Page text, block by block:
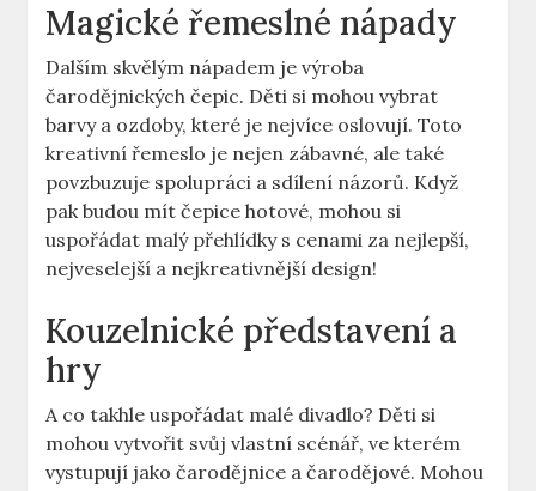
Magické řemeslné nápady
Dalším skvělým ⁣nápadem je výroba
čarodějnických čepic. Děti si mohou vybrat
barvy a ozdoby, které je nejvíce oslovují. Toto
kreativní řemeslo je⁣ nejen zábavné, ale také
povzbuzuje spolupráci a sdílení názorů. Když
pak budou mít čepice hotové,⁢ mohou si
uspořádat malý přehlídky s⁤ cenami‍ za nejlepší,
nejveselejší a nejkreativnější design!
Kouzelnické představení a
hry
A co takhle uspořádat malé divadlo? Děti si
mohou ⁤vytvořit svůj vlastní scénář, ve kterém
vystupují jako čarodějnice a čarodějové. Mohou